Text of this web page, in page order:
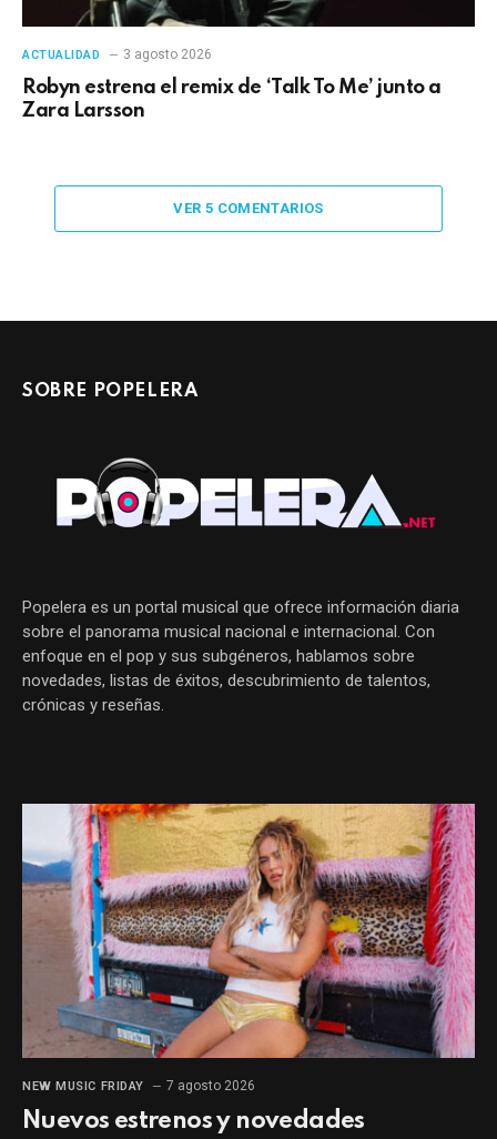
ACTUALIDAD 3 agosto 2026
Robyn estrena el remix de ‘Talk To Me’ junto a
Zara Larsson
VER 5 COMENTARIOS
SOBRE POPELERA
Popelera es un portal musical que ofrece información diaria
sobre el panorama musical nacional e internacional. Con
enfoque en el pop y sus subgéneros, hablamos sobre
novedades, listas de éxitos, descubrimiento de talentos,
crónicas y reseñas.
NEW MUSIC FRIDAY 7 agosto 2026
Nuevos estrenos y novedades